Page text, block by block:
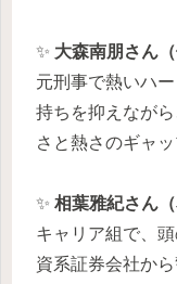
✨ 大森南朋さん（
元刑事で熱いハ
持ちを抑えなが
さと熱さのギャッ
✨ 相葉雅紀さん（
キャリア組で、
資系証券会社か